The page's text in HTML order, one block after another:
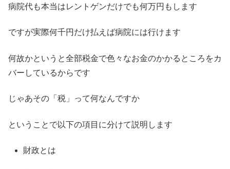
病院代も本当はレントゲンだけでも何万円もします
ですが実際何千円だけ払えば病院には行けます
何故かというと全部税金で色々なお金のかかるところをカ
バーしているからです
じゃあその「税」って何なんですか
ということで以下の項目に分けて説明します
財政とは